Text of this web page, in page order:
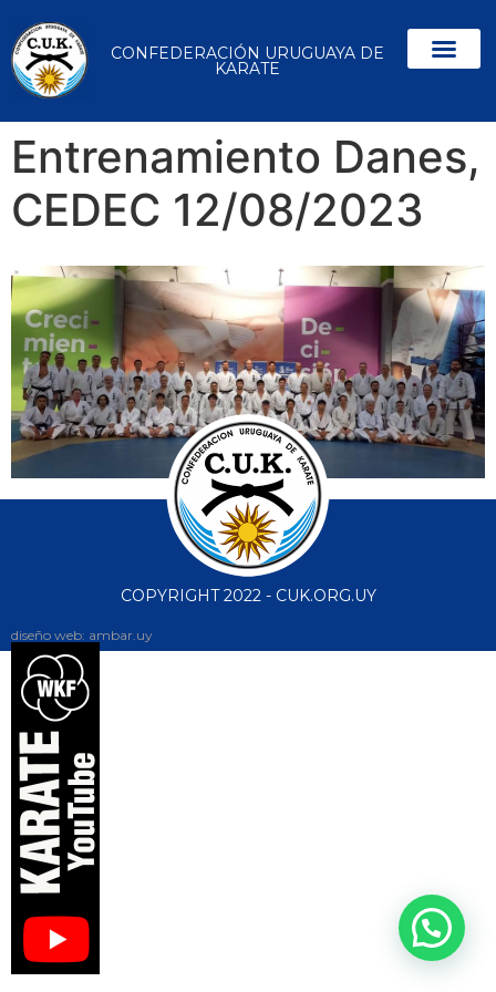
CONFEDERACIÓN URUGUAYA DE
KARATE
Entrenamiento Danes,
CEDEC 12/08/2023
COPYRIGHT 2022 - CUK.ORG.UY
diseño web: ambar.uy